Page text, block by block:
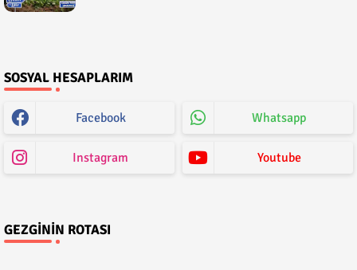
SOSYAL HESAPLARIM
Facebook Whatsapp
Instagram Youtube
GEZGININ ROTASI